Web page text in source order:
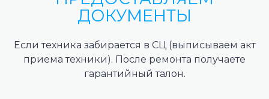
ДОКУМЕНТЫ
Если техника забирается в СЦ (выписываем акт
приема техники). После ремонта получаете
гарантийный талон.